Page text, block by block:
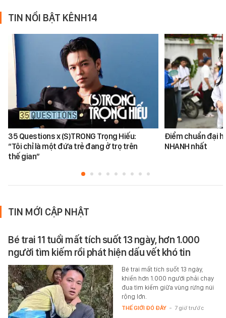
TIN NỔI BẬT KÊNH14
35 Questions x (S)TRONG Trọng Hiếu:
“Tôi chỉ là một đứa trẻ đang ở trọ trên
thế gian”
Điểm chuẩn đại
NHANH nhất
TIN MỚI CẬP NHẬT
Bé trai 11 tuổi mất tích suốt 13 ngày, hơn 1.000
người tìm kiếm rồi phát hiện dấu vết khó tin
Bé trai mất tích suốt 13 ngày,
khiến hơn 1.000 người phải chạy
đua tìm kiếm giữa vùng rừng núi
rộng lớn.
THẾ GIỚI ĐÓ ĐÂY - 7 giờ trước